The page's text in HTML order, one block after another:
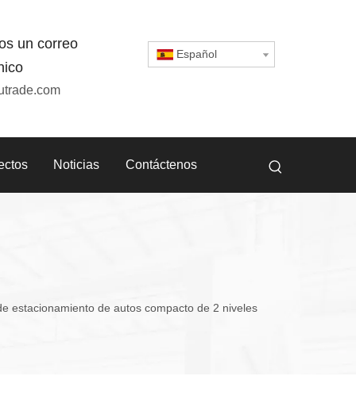
un correo
Español
Noticias Contáctenos
estacionamiento de autos compacto de 2 niveles